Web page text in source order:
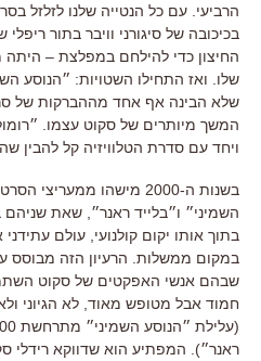
הרביעי עם כל הנטייה שלנו לזלזל
בכיכובה של סיגורני וויבר בתור
החיצון כדי להילחם במפלצת – היתה
שלו
ואז התחילו השטויות: ״הנוסע
שלא הבינה אף אחד מההברקות של
המשך מיותרים של סקוט עצמו
ויחד עם סדרת הטלוויזיה קל להבין
בשנות ה-2000
מישהו ממעריצי
השמיני״ ו״בלייד ראנר״ שאת שניהם
בתוך אותו יקום קולנועי עולם
במקום ממשלות הרעיון הזה מבוסס
שבהם אנשי האפקטים של סקוט
חמוד אבל מטופש מאוד לא הגיוני
(עלילת ״הנוסע השמיני״ מתרחשת
ראנר״). המפתיע הוא שדווקא רידלי